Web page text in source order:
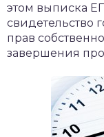
этом выписка
свидетельство
прав
завершения